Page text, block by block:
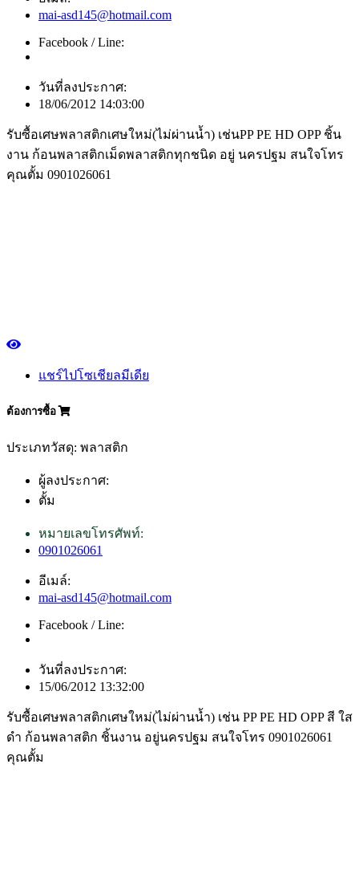
mai-asd145@hotmail.com
Facebook / Line:
วันที่ลงประกาศ:
18/06/2012 14:03:00
รับซื้อเศษพลาสติกเศษใหม่(ไม่ผ่านน้ำ) เช่นPP PE HD OPP ชิ้น
งาน ก้อนพลาสติกเม็ดพลาสติกทุกชนิด อยู่ นครปฐม สนใจโทร
คุณตั้ม 0901026061
แชร์ไปโซเชียลมีเดีย
ต้องการซื้อ
ประเภทวัสดุ: พลาสติก
ผู้ลงประกาศ:
ตั้ม
หมายเลขโทรศัพท์:
0901026061
อีเมล์:
mai-asd145@hotmail.com
Facebook / Line:
วันที่ลงประกาศ:
15/06/2012 13:32:00
รับซื้อเศษพลาสติกเศษใหม่(ไม่ผ่านน้ำ) เช่น PP PE HD OPP สี ใส
ดำ ก้อนพลาสติก ชิ้นงาน อยู่นครปฐม สนใจโทร 0901026061
คุณตั้ม